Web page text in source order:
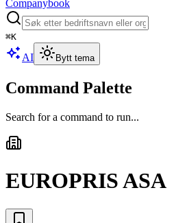
Companybook
⌘K
AI Bytt tema
Command Palette
Search for a command to run...
EUROPRIS ASA